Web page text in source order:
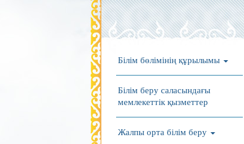
Білім бөлімінің құрылымы
Білім беру саласындағы
мемлекеттік қызметтер
Жалпы орта білім беру